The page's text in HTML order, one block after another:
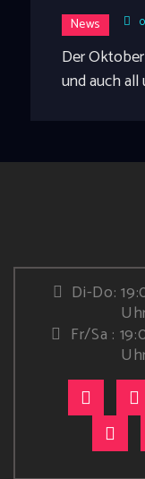
News
Der
und auch all
Di-Do:
Fr/Sa :